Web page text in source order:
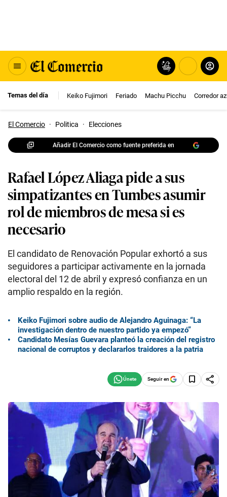
Temas del día Keiko Fujimori Feriado Machu Picchu Corredor
El Comercio · Politica · Elecciones
Añadir El Comercio como fuente preferida en
Rafael López Aliaga pide a sus
simpatizantes en Tumbes asumir
rol de miembros de mesa si es
necesario
El candidato de Renovación Popular exhortó a sus
seguidores a participar activamente en la jornada
electoral del 12 de abril y expresó confianza en un
amplio respaldo en la región.
Keiko Fujimori sobre audio de Alejandro Aguinaga: “La
investigación dentro de nuestro partido ya empezó”
Candidato Mesías Guevara planteó la creación del registro
nacional de corruptos y declararlos traidores a la patria
Seguir en